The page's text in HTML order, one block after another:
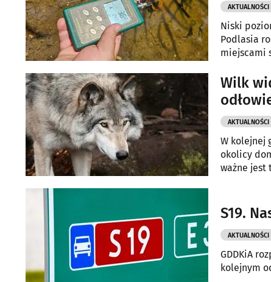
AKTUALNOŚCI
Niski
Podlasia
miejscami
Wilk
AKTUALNOŚCI
W kolejnej
okolicy
ważne jest
S19.
AKTUALNOŚCI
GDDKiA
kolejnym